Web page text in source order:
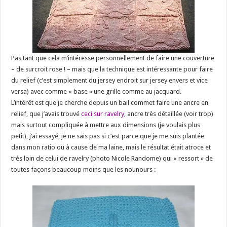
Pas tant que cela m’intéresse personnellement de faire une couverture
– de surcroit rose ! – mais que la technique est intéressante pour faire
du relief (c’est simplement du jersey endroit sur jersey envers et vice
versa) avec comme « base » une grille comme au jacquard.
L’intérêt est que je cherche depuis un bail commet faire une ancre en
relief, que j’avais trouvéceci sur ravelry, ancre très détaillée (voir trop)
mais surtout compliquée à mettre aux dimensions (je voulais plus
petit), j’ai essayé, je ne sais pas si c’est parce que je me suis plantée
dans mon ratio ou à cause de ma laine, mais le résultat était atroce et
très loin de celui de ravelry (photo Nicole Randome) qui « ressort » de
toutes façons beaucoup moins que les nounours :